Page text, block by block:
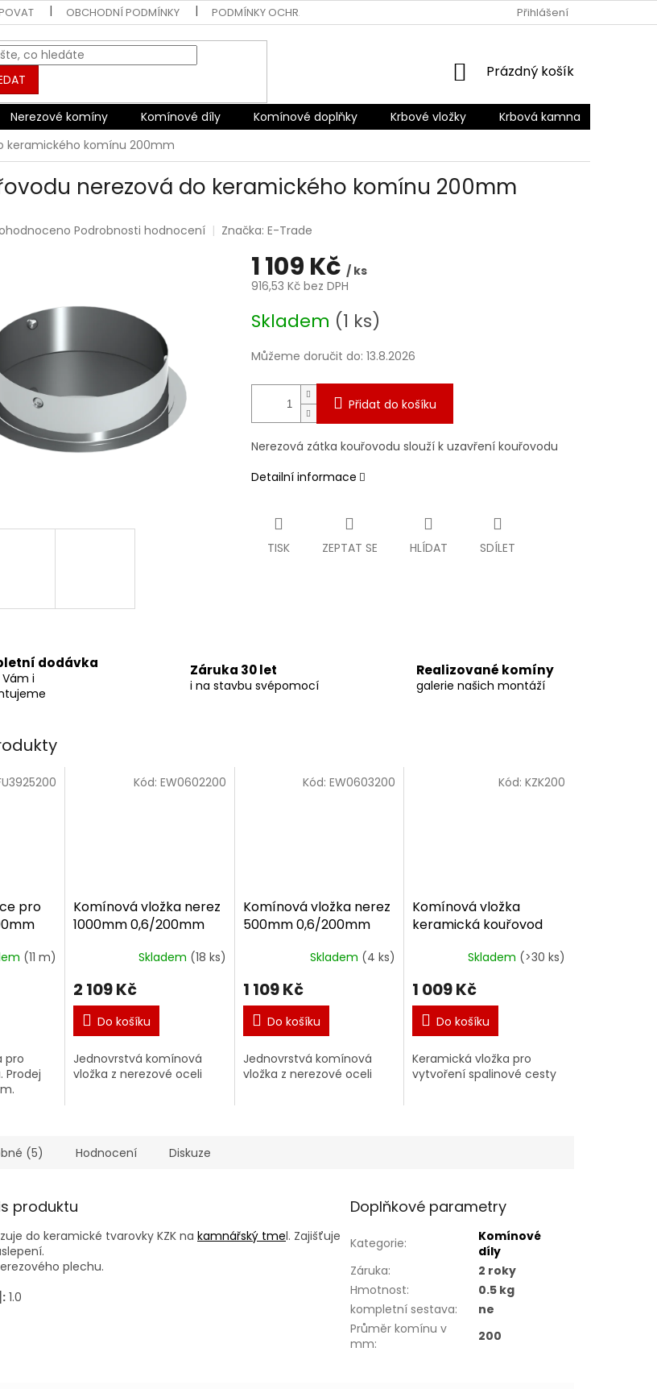
OBCHODNÍ PODMÍNKY PODMÍNKY OCHRANY OSOBNÍCH ÚDAJŮ Přihlášení
NÁKUPNÍ
Prázdný košík
Nerezové komíny Komínové díly Komínové doplňky Krbové vložky Krbová kamna
keramického komínu 200mm
nerezová do keramického komínu 200mm
Podrobnosti hodnocení Značka: E-Trade
1 109 Kč / ks
916,53 Kč bez DPH
cena:
Skladem (1 ks)
Můžeme doručit do: 13.8.2026
Přidat do košíku
Nerezová zátka kouřovodu slouží k uzavření kouřovodu
Detailní informace
TISK ZEPTAT SE HLÍDAT SDÍLET
dodávka
i
Záruka 30 let
i na stavbu svépomocí
Realizované komíny
galerie našich montáží
pro
(11 m)
pro
Prodej
Komínová vložka nerez
1000mm 0,6/200mm
Skladem (18 ks)
2 109 Kč
Do košíku
Jednovrstvá komínová
vložka z nerezové oceli
Kód: EW0602200
Komínová vložka nerez
500mm 0,6/200mm
Skladem (4 ks)
1 109 Kč
Do košíku
Jednovrstvá komínová
vložka z nerezové oceli
Kód:EW0603200
Komínová vložka
keramická kouřovod
Skladem (>30 ks)
1 009 Kč
Do košíku
Keramická vložka pro
vytvoření spalinové cesty
Kód: KZK200
(5) Hodnocení Diskuze
produktu
do keramické tvarovky KZK na kamnářský tmel. Zajišťuje
plechu.
1.0
Doplňkové parametry
Kategorie:
Komínové
díly
Záruka:
2 roky
Hmotnost:
0.5 kg
kompletní sestava:
ne
Průměr komínu v
mm: 200